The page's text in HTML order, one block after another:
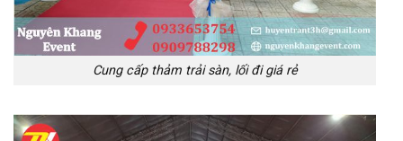
Cung cấp thảm trải sàn, lối đi giá rẻ